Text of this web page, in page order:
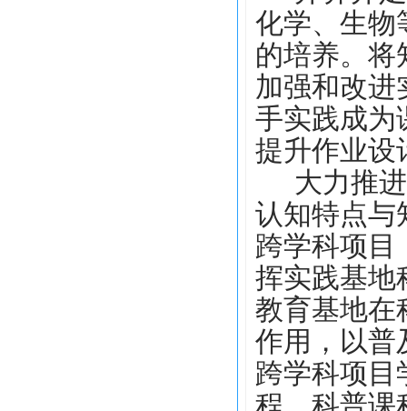
化学、生物
的培养。将
加强和改进
手实践成为
提升作业设
大力推
认知特点与
跨学科项目
挥实践基地
教育基地在
作用，以普
跨学科项目